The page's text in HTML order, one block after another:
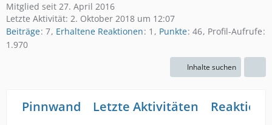
Mitglied seit 27. April 2016
Letzte Aktivität: 2. Oktober 2018 um 12:07
Beiträge 7 Erhaltene Reaktionen 1 Punkte 46 Profil-Aufrufe
1.970
Inhalte suchen
Pinnwand Letzte Aktivitäten